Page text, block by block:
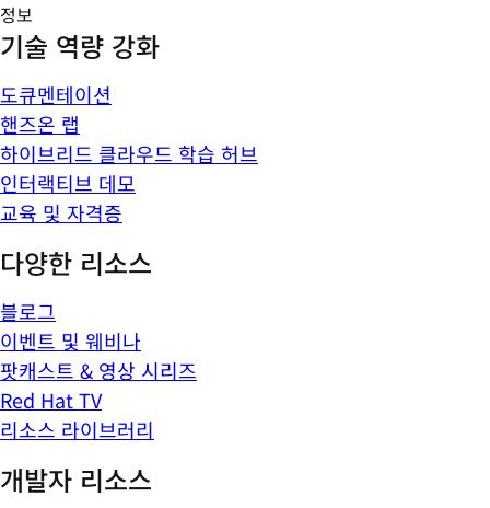
정보
기술 역량 강화
도큐멘테이션
핸즈온 랩
하이브리드 클라우드 학습 허브
인터랙티브 데모
교육 및 자격증
다양한 리소스
블로그
이벤트 및 웨비나
팟캐스트 & 영상 시리즈
Red Hat TV
리소스 라이브러리
개발자 리소스